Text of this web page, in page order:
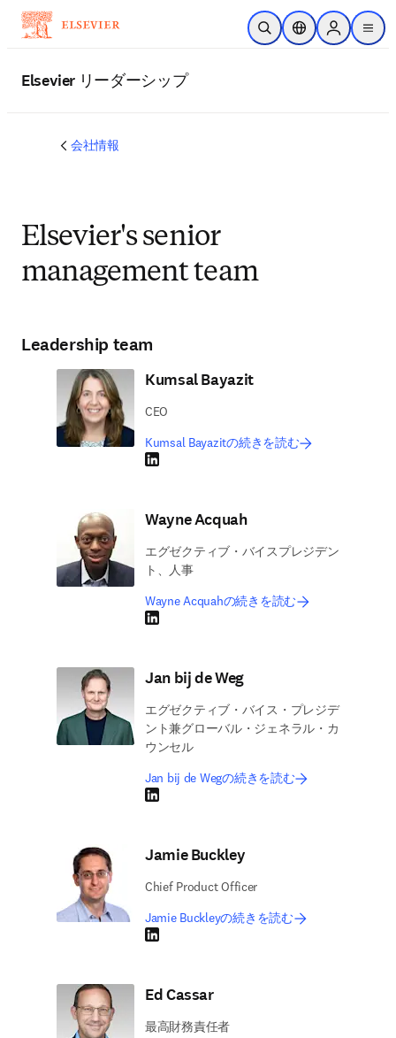
メインのコンテンツにスキップ
検索を開くロケーションセレ
Sign in to
menu
Elsevier リーダーシップ
会社情報
Elsevier's senior
management team
Leadership team
Kumsal Bayazit
CEO
Kumsal Bayazitの続きを読む
LinkedIn 新しいタブ／ウィンドウで開く
Wayne Acquah
エグゼクティブ・バイスプレジデン
ト、人事
Wayne Acquahの続きを読む
LinkedIn 新しいタブ／ウィンドウで開く
Jan bij de Weg
エグゼクティブ・バイス・プレジデ
ント兼グローバル・ジェネラル・カ
ウンセル
Jan bij de Wegの続きを読む
LinkedIn 新しいタブ／ウィンドウで開く
Jamie Buckley
Chief Product Officer
Jamie Buckleyの続きを読む
LinkedIn 新しいタブ／ウィンドウで開く
Ed Cassar
最高財務責任者